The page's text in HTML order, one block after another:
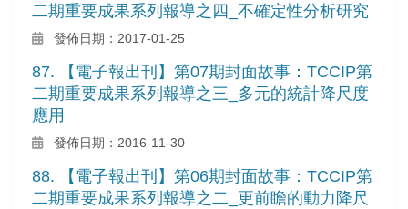
二期重要成果系列報導之四_不確定性分析研究
發佈日期：2017-01-25
87. 【電子報出刊】第07期封面故事：TCCIP第
二期重要成果系列報導之三_多元的統計降尺度
應用
發佈日期：2016-11-30
88. 【電子報出刊】第06期封面故事：TCCIP第
二期重要成果系列報導之二_更前瞻的動力降尺